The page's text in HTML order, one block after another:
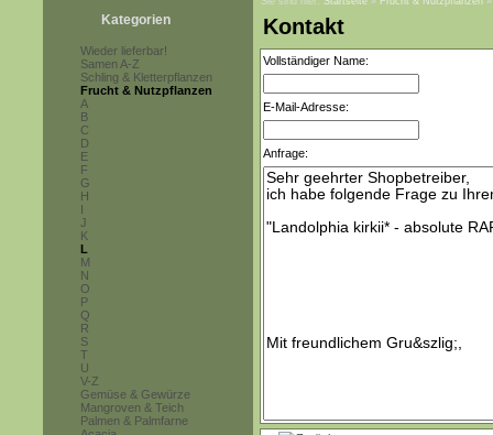
Kategorien
Wieder lieferbar!
Samen A-Z
Schling & Kletterpflanzen
Frucht & Nutzpflanzen
A
B
C
D
E
F
G
H
I
J
K
L
M
N
O
P
Q
R
S
T
U
V-Z
Gemüse & Gewürze
Mangroven & Teich
Palmen & Palmfarne
Kontakt
Vollständiger Name:
E-Mail-Adresse:
Anfrage: